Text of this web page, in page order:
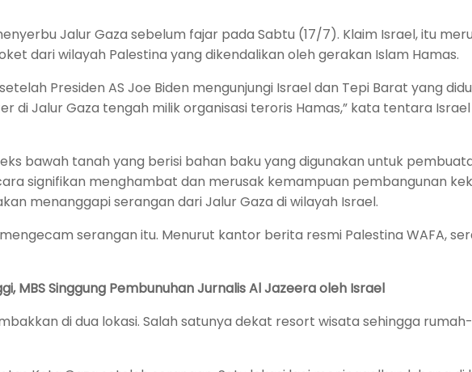
Jalur Gaza sebelum fajar pada Sabtu (17/7). Klaim Israel, itu
dari wilayah Palestina yang dikendalikan oleh gerakan Islam Hamas.
Presiden AS Joe Biden mengunjungi Israel dan Tepi Barat yang
Jalur Gaza tengah milik organisasi teroris Hamas,” kata tentara
bawah tanah yang berisi bahan baku yang digunakan untuk
signifikan menghambat dan merusak kemampuan pembangunan
menanggapi serangan dari Jalur Gaza di wilayah Israel.
serangan itu. Menurut kantor berita resmi Palestina WAFA,
MBS Singgung Pembunuhan Jurnalis Al Jazeera oleh Israel
di dua lokasi. Salah satunya dekat resort wisata sehingga